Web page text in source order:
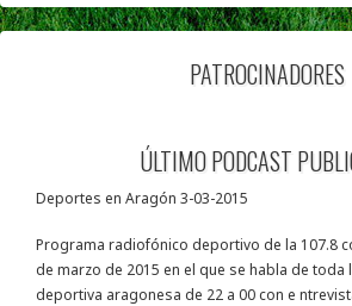
PATROCINADORES
ÚLTIMO PODCAST
Deportes en Aragón 3-03-2015
Programa radiofónico deportivo de la 107.8
de marzo de 2015 en el que se habla de toda
deportiva aragonesa de 22 a 00 con e